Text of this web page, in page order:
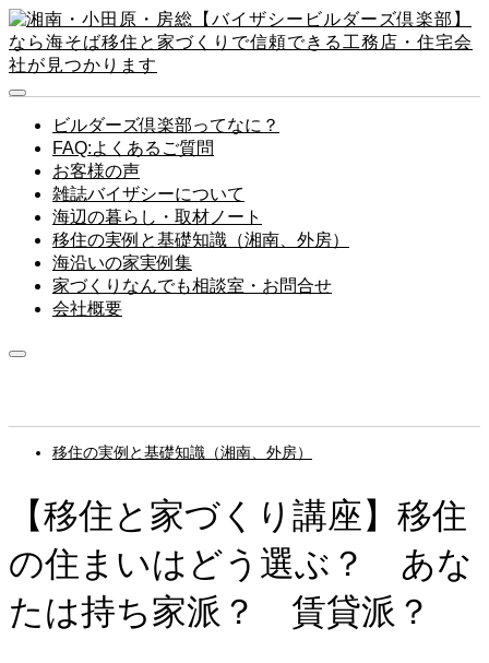
ビルダーズ倶楽部ってなに？
FAQ:よくあるご質問
お客様の声
雑誌バイザシーについて
海辺の暮らし・取材ノート
移住の実例と基礎知識（湘南、外房）
海沿いの家実例集
家づくりなんでも相談室・お問合せ
会社概要
移住の実例と基礎知識（湘南、外房）
【移住と家づくり講座】移住
の住まいはどう選ぶ？ あな
たは持ち家派？ 賃貸派？